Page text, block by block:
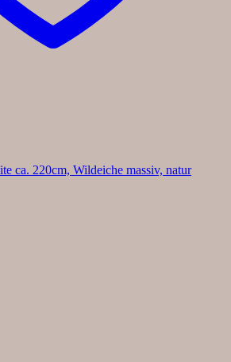
ca. 220cm, Wildeiche massiv, natur